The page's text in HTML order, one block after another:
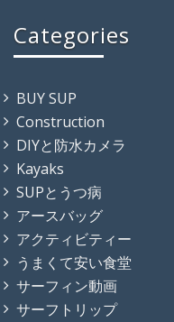
Categories
BUY SUP
Construction
DIYと防水カメラ
Kayaks
SUPとうつ病
アースバッグ
アクティビティー
うまくて安い食堂
サーフィン動画
サーフトリップ